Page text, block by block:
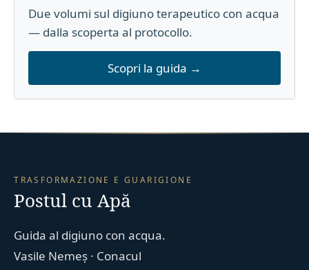
Due volumi sul digiuno terapeutico con acqua
— dalla scoperta al protocollo.
Scopri la guida →
TRASFORMAZIONE E GUARIGIONE
Postul cu Apă
Guida al digiuno con acqua.
Vasile Nemeș · Conacul